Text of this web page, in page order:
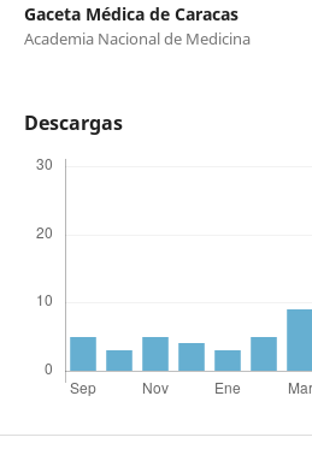
Gaceta Médica de Caracas
Academia Nacional de Medicina
Descargas